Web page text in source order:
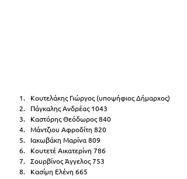
Κουτελάκης Γιώργος (υποψήφιος Δήμαρχος)
Πάγκαλης Ανδρέας 1043
Καστόρης Θεόδωρος 840
Μάντζιου Αφροδίτη 820
Ιακωβάκη Μαρίνα 809
Κουτετέ Αικατερίνη 786
Σουρβίνος Άγγελος 753
Κασίμη Ελένη 665